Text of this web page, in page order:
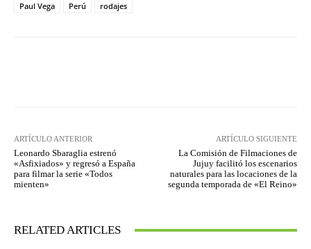
Paul Vega
Perú rodajes
ARTÍCULO ANTERIOR
Leonardo Sbaraglia estrenó
«Asfixiados» y regresó a España
para filmar la serie «Todos
mienten»
ARTÍCULO SIGUIENTE
La Comisión de Filmaciones de
Jujuy facilitó los escenarios
naturales para las locaciones de la
segunda temporada de «El Reino»
RELATED ARTICLES